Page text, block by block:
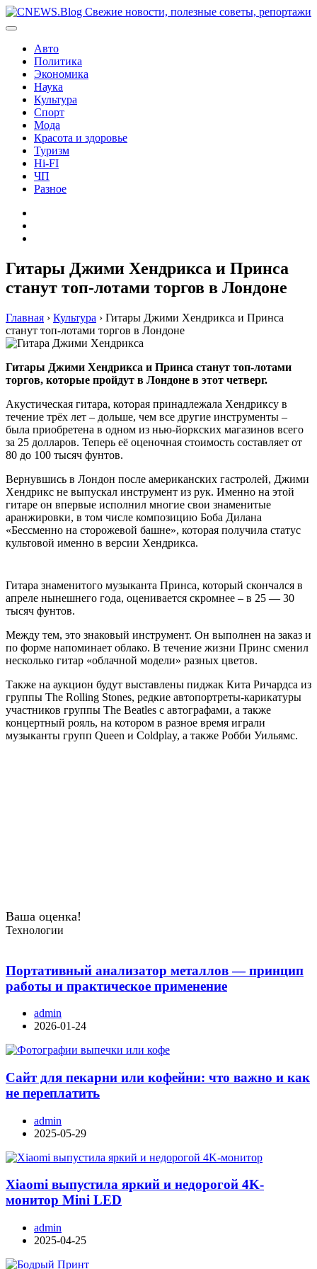
Перейти
к
Авто
Политика
Экономика
Наука
Культура
Спорт
Мода
Красота и здоровье
Туризм
Hi-FI
ЧП
Разное
Гитары Джими Хендрикса и Принса
станут топ-лотами торгов в Лондоне
Главная › Культура › Гитары Джими Хендрикса и Принса
станут топ-лотами торгов в Лондоне
Гитары Джими Хендрикса и Принса станут топ-лотами
торгов, которые пройдут в Лондоне в этот четверг.
Акустическая гитара, которая принадлежала Хендриксу в
течение трёх лет – дольше, чем все другие инструменты –
была приобретена в одном из нью-йоркских магазинов всего
за 25 долларов. Теперь её оценочная стоимость составляет от
80 до 100 тысяч фунтов.
Вернувшись в Лондон после американских гастролей, Джими
Хендрикс не выпускал инструмент из рук. Именно на этой
гитаре он впервые исполнил многие свои знаменитые
аранжировки, в том числе композицию Боба Дилана
«Бессменно на сторожевой башне», которая получила статус
культовой именно в версии Хендрикса.
Гитара знаменитого музыканта Принса, который скончался в
апреле нынешнего года, оценивается скромнее – в 25 — 30
тысяч фунтов.
Между тем, это знаковый инструмент. Он выполнен на заказ и
по форме напоминает облако. В течение жизни Принс сменил
несколько гитар «облачной модели» разных цветов.
Также на аукцион будут выставлены пиджак Кита Ричардса из
группы The Rolling Stones, редкие автопортреты-карикатуры
участников группы The Beatles с автографами, а также
концертный рояль, на котором в разное время играли
музыканты групп Queen и Coldplay, а также Робби Уильямс.
Ваша оценка!
Технологии
Портативный анализатор металлов — принцип
работы и практическое применение
admin
2026-01-24
Сайт для пекарни или кофейни: что важно и как
не переплатить
admin
2025-05-29
Xiaomi выпустила яркий и недорогой 4K-
монитор Mini LED
admin
2025-04-25